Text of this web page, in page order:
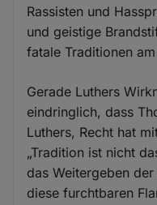
Rassisten und
und geistige
fatale Traditionen
Gerade Luthers
eindringlich, dass
Luthers, Recht hat
„Tradition ist nicht
das Weitergeben
diese furchtbaren